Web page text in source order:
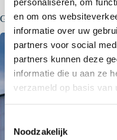
en om ons
informatie over uw
partners voor social
partners kunnen deze
informatie die u aan ze
verzameld op basis van
Noodzakelijk
Gerelateerde berichten